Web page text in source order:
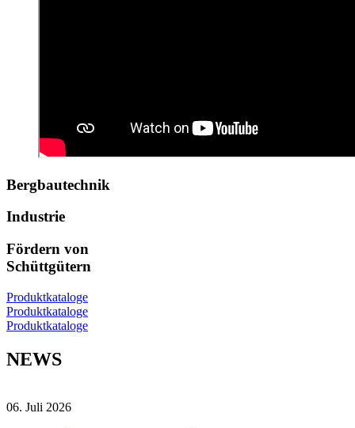
Bergbautechnik
Industrie
Fördern von
Schüttgütern
Produktkataloge
Produktkataloge
Produktkataloge
NEWS
06. Juli 2026